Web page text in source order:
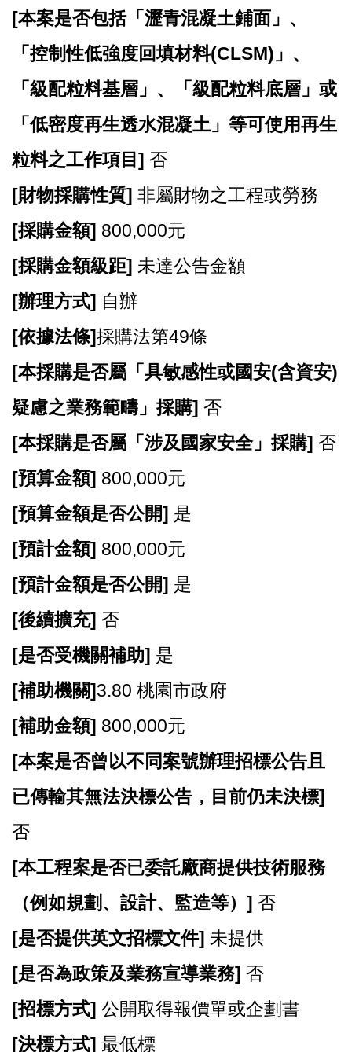
導
政
箱
常
問
園
政
n
g
l
i
s
h
隱
私
權
政
政
府
網
站
料
放
宣
告
網
安
全
政
策
[本案是否包括「瀝青混凝土鋪面」、
「控制性低強度回填材料(CLSM)」、
「級配粒料基層」、「級配粒料底層」或
「低密度再生透水混凝土」等可使用再生
粒料之工作項目] 否
[財物採購性質] 非屬財物之工程或勞務
[採購金額] 800,000元
[採購金額級距] 未達公告金額
[辦理方式] 自辦
[依據法條]採購法第49條
[本採購是否屬「具敏感性或國安(含資安)
疑慮之業務範疇」採購] 否
[本採購是否屬「涉及國家安全」採購] 否
[預算金額] 800,000元
[預算金額是否公開] 是
[預計金額] 800,000元
[預計金額是否公開] 是
[後續擴充] 否
[是否受機關補助] 是
[補助機關]3.80 桃園市政府
[補助金額] 800,000元
[本案是否曾以不同案號辦理招標公告且
已傳輸其無法決標公告，目前仍未決標]
否
[本工程案是否已委託廠商提供技術服務
（例如規劃、設計、監造等）] 否
[是否提供英文招標文件] 未提供
[是否為政策及業務宣導業務] 否
[招標方式] 公開取得報價單或企劃書
[決標方式] 最低標